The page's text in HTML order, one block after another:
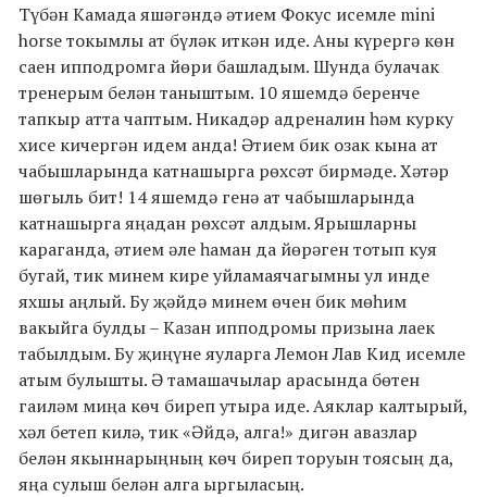
Түбән Камада яшәгәндә әтием Фокус исемле mini
horse токымлы ат бүләк иткән иде. Аны күрергә көн
саен ипподромга йөри башладым. Шунда булачак
тренерым белән таныштым. 10 яшемдә беренче
тапкыр атта чаптым. Никадәр адреналин һәм курку
хисе кичергән идем анда! Әтием бик озак кына ат
чабышларында катнашырга рөхсәт бирмәде. Хәтәр
шөгыль бит! 14 яшемдә генә ат чабышларында
катнашырга яңадан рөхсәт алдым. Ярышларны
караганда, әтием әле һаман да йөрәген тотып куя
бугай, тик минем кире уйламаячагымны ул инде
яхшы аңлый. Бу җәйдә минем өчен бик мөһим
вакыйга булды – Казан ипподромы призына лаек
табылдым. Бу җиңүне яуларга Лемон Лав Кид исемле
атым булышты. Ә тамашачылар арасында бөтен
гаиләм миңа көч биреп утыра иде. Аяклар калтырый,
хәл бетеп килә, тик «Әйдә, алга!» дигән авазлар
белән якыннарыңның көч биреп торуын тоясың да,
яңа сулыш белән алга ыргыласың.